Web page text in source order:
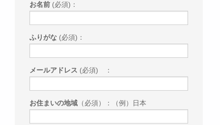
お名前 (必須)：
ふりがな (必須)：
メールアドレス (必須) ：
お住まいの地域 （必須）：（例）日本